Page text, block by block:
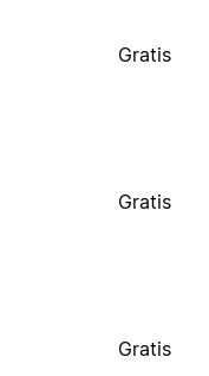
Gratis
Gratis
Gratis